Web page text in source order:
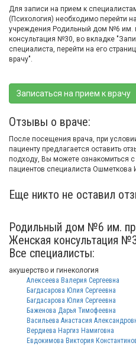
Для записи на прием к
(Психология) необходимо перейти
учреждения Родильный дом №6 им.
консультация №30, во вкладке
специалиста, перейти на его
врачу".
Записаться на прием к врачу
Отзывы о враче:
После посещения врача, при
пациенту предлагается оставить
подходу, Вы можете ознакомиться
пациентов специалиста Ошметкова
Еще никто не оставил
Родильный дом №6 им.
Женская консультация
Все специалисты:
акушерство и гинекология
Алексеева Валерия Сергеевна
Багдасарова Юлия Сергеевна
Багдасарова Юлия Сергеевна
Баженова Дарья Тимофеевна
Васильева Анастасия
Вердиева Наргиз Намиговна
Евдокимова Виктория